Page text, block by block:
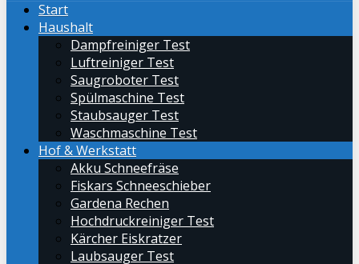
Start
Haushalt
Dampfreiniger Test
Luftreiniger Test
Saugroboter Test
Spülmaschine Test
Staubsauger Test
Waschmaschine Test
Hof & Werkstatt
Akku Schneefräse
Fiskars Schneeschieber
Gardena Rechen
Hochdruckreiniger Test
Kärcher Eiskratzer
Laubsauger Test